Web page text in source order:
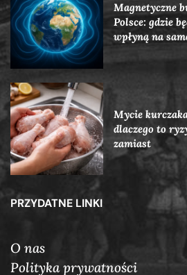
Magnetyczne
Polsce: gdzie
wpłyną na
Mycie
dlaczego to
zamiast
PRZYDATNE LINKI
O nas
Polityka prywatności